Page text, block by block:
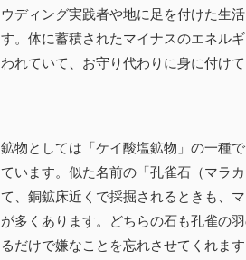
ウディング実践者や地に足を付けた生
す。体に蓄積されたマイナスのエネル
われていて、お守り代わりに身に付けて
鉱物としては「ケイ酸塩鉱物」の一種
ています。似た名前の「孔雀石（マラ
て、銅鉱床近くで採掘されるときも、
が多くあります。どちらの石も孔雀の
るだけで嫌なことを忘れさせてくれます